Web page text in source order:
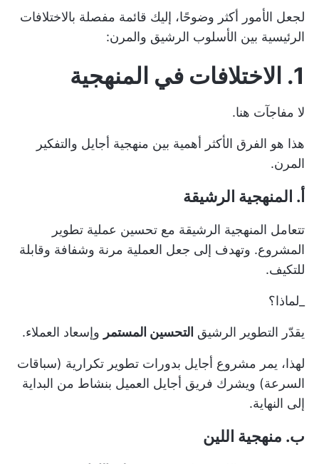
لجعل الأمور أكثر وضوحًا، إليك قائمة مفصلة بالاختلافات
الرئيسية بين الأسلوب الرشيق والمرن:
1. الاختلافات في المنهجية
لا مفاجآت هنا.
هذا هو الفرق الأكثر أهمية بين منهجية أجايل والتفكير
المرن.
أ. المنهجية الرشيقة
تتعامل المنهجية الرشيقة مع تحسين عملية تطوير
المشروع. وتهدف إلى جعل العملية مرنة وشفافة وقابلة
للتكيف.
_لماذا؟
يقدّر التطوير الرشيق التحسين المستمر وإسعاد العملاء.
لهذا، يمر مشروع أجايل بدورات تطوير تكرارية (سباقات
السرعة) ويشرك فريق أجايل العميل بنشاط من البداية
إلى النهاية.
ب. منهجية اللين